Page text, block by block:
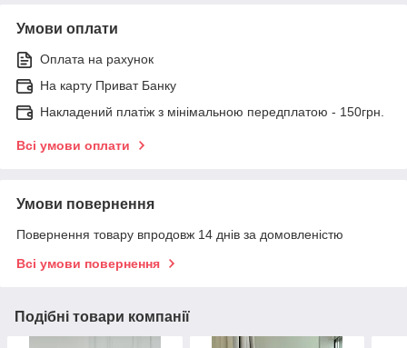
Умови оплати
Оплата на рахунок
На карту Приват Банку
Накладений платіж з мінімальною передплатою - 150грн.
Всі умови оплати
Умови повернення
Повернення товару впродовж 14 днів за домовленістю
Всі умови повернення
Подібні товари компанії